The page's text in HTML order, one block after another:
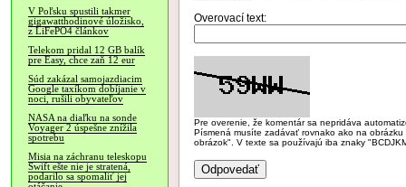
V Poľsku spustili takmer
gigawatthodinové úložisko,
z LiFePO4 článkov
Telekom pridal 12 GB balík
pre Easy, chce zaň 12 eur
Súd zakázal samojazdiacim
Google taxíkom dobíjanie v
noci, rušili obyvateľov
NASA na diaľku na sonde
Voyager 2 úspešne znížila
spotrebu
Misia na záchranu teleskopu
Swift ešte nie je stratená,
podarilo sa spomaliť jej
Overovací text:
Pre overenie, že komentár sa nepridáva
Písmená musíte zadávať rovnako ako na
obrázok". V texte sa používajú iba znaky